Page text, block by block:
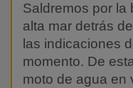
Saldremos por la
alta mar detrás
las indicaciones
momento. De
moto de agua en